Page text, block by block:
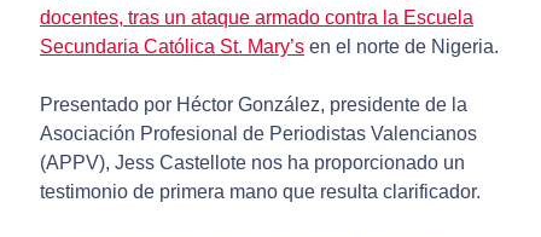
docentes, tras un ataque armado contra la Escuela
Secundaria Católica St. Mary’sen el norte de Nigeria.
Presentado por Héctor González, presidente de la
Asociación Profesional de Periodistas Valencianos
(APPV), Jess Castellote nos ha proporcionado un
testimonio de primera mano que resulta clarificador.